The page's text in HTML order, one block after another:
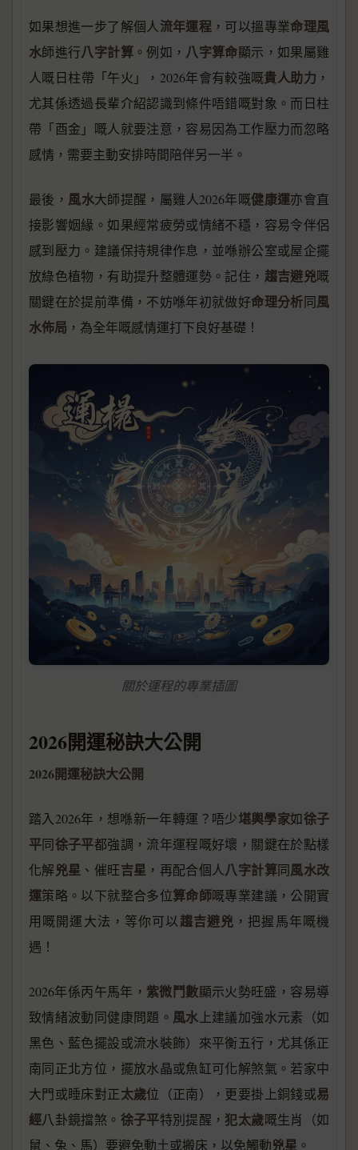
如果想進一步了解個人 流年運程 ，可以搵專業命理風
水師進行八字計算。例如， 八字算命顯示，如果屬雞
人嘅日柱帶「午火」，2026年會有較強嘅貴人助力 ，
尤其係透過長輩介紹認識到條件唔錯嘅對象。而日柱
帶「酉金」嘅人就要注意，容易因為工作壓力而忽略
感情，需要主動安排時間陪伴另一半。
最後， 風水大師提醒，屬雞人2026年嘅健康運亦會直
接影響姻緣。如果經常疲勞或情緒不穩，容易令伴侶
感到壓力。建議保持規律作息，並喺辦公室或屋企擺
放綠色植物，有助提升整體運勢。記住， 趨吉避兇嘅
關鍵在於提前準備，不妨喺年初就做好命理分析同風
水佈局 ，為全年嘅感情運打下良好基礎！
關於運程的專業插圖
2026開運秘訣大公開
2026開運秘訣大公開
踏入2026年，想喺新一年轉運？唔少堪輿學家如徐子
平同徐子平都強調，流年運程嘅好壞，關鍵在於點樣
化解兇星 、催旺吉星 ，再配合個人八字計算同風水改
運策略。以下就整合多位算命師嘅專業建議，公開實
用嘅開運大法，等你可以趨吉避兇 ，把握馬年嘅機
遇！
2026年係丙午馬年， 紫微鬥數顯示火勢旺盛，容易導
致情緒波動同健康問題。 風水 上建議加強水元素（如
黑色、藍色擺設或流水裝飾）來平衡五行，尤其係正
南同正北方位，擺放水晶或魚缸可化解煞氣。若家中
大門或睡床對正太歲位（正南），更要掛上銅錢或易
經八卦鏡擋煞。 徐子平特別提醒，犯太歲嘅生肖（如
鼠、兔、馬）要避免動土或搬床，以免觸動兇星 。